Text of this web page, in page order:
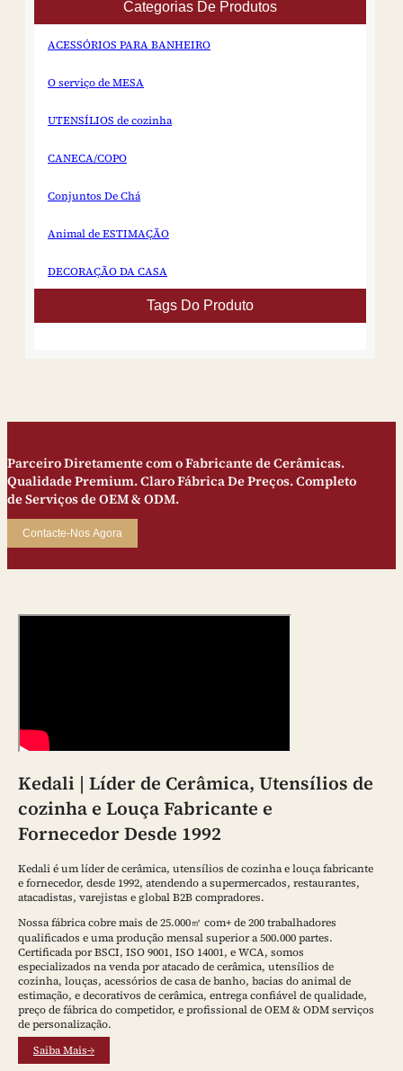
gatos Marca KDL Modelo
Categorias De Produtos
ACESSÓRIOS PARA BANHEIRO
O serviço de MESA
UTENSÍLIOS de cozinha
CANECA/COPO
Conjuntos De Chá
Animal de ESTIMAÇÃO
DECORAÇÃO DA CASA
Tags Do Produto
Parceiro Diretamente com o Fabricante de Cerâmicas.
Qualidade Premium. Claro Fábrica De Preços. Completo
de Serviços de OEM & ODM.
Contacte-Nos Agora
Kedali | Líder de Cerâmica, Utensílios de
cozinha e Louça Fabricante e
Fornecedor Desde 1992
Kedali é um líder de cerâmica, utensílios de cozinha e louça fabricante
e fornecedor, desde 1992, atendendo a supermercados, restaurantes,
atacadistas, varejistas e global B2B compradores.
Nossa fábrica cobre mais de 25.000㎡ com+ de 200 trabalhadores
qualificados e uma produção mensal superior a 500.000 partes.
Certificada por BSCI, ISO 9001, ISO 14001, e WCA, somos
especializados na venda por atacado de cerâmica, utensílios de
cozinha, louças, acessórios de casa de banho, bacias do animal de
estimação, e decorativos de cerâmica, entrega confiável de qualidade,
preço de fábrica do competidor, e profissional de OEM & ODM serviços
de personalização.
Saiba Mais→